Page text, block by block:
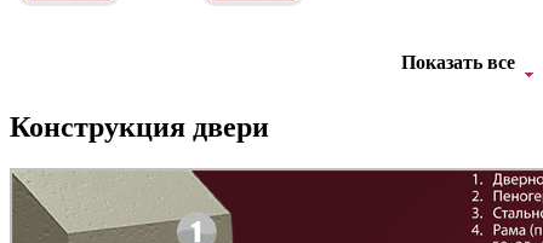
Показать все
Конструкция двери